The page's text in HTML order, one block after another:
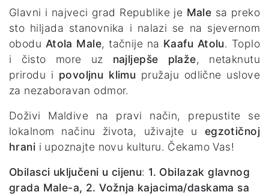
Glavni i najveci grad Republike je Male sa preko
sto hiljada stanovnika i nalazi se na sjevernom
obodu Atola Male, tačnije na Kaafu Atolu. Toplo
i čisto more uz najljepše plaže, netaknutu
prirodu i povoljnu klimu pružaju odlične uslove
za nezaboravan odmor.
Doživi Maldive na pravi način, prepustite se
lokalnom načinu života, uživajte u egzotičnoj
hrani i upoznajte novu kulturu. Čekamo Vas!
Obilasci uključeni u cijenu: 1. Obilazak glavnog
grada Male-a, 2. Vožnja kajacima/daskama sa